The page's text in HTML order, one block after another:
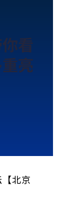
看
亮
北京